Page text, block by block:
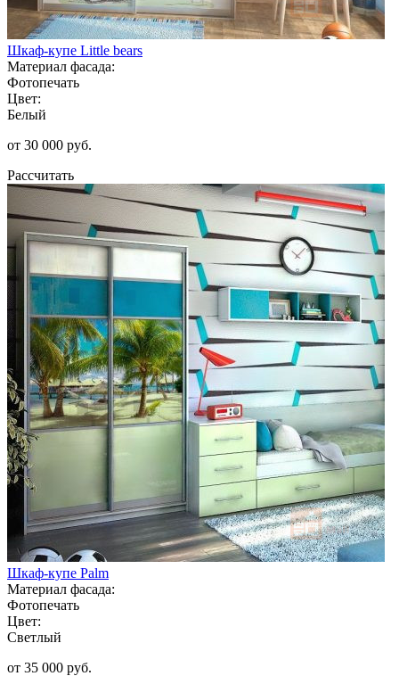
Шкаф-купе Little bears
Материал фасада:
Фотопечать
Цвет:
Белый
от 30 000 руб.
Рассчитать
Шкаф-купе Palm
Материал фасада:
Фотопечать
Цвет:
Светлый
от 35 000 руб.